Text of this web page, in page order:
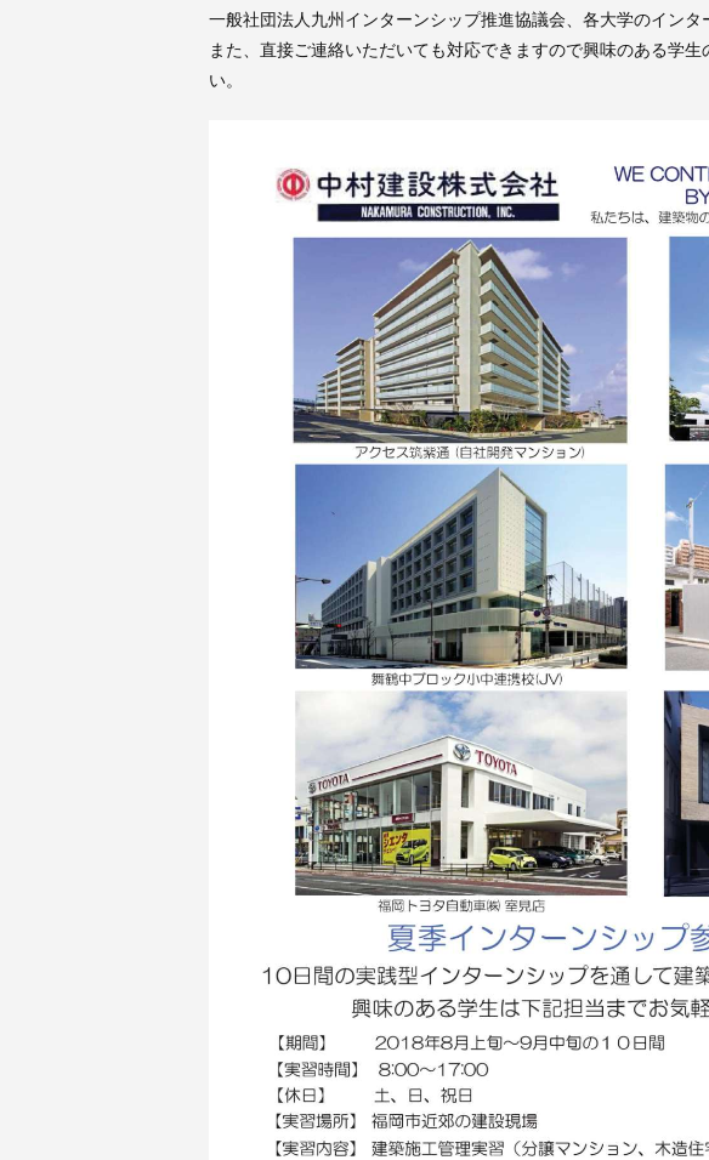
一般社団法人九州インターンシップ推進協議会、各大学のインタ
また、直接ご連絡いただいても対応できますので興味のある学
い。